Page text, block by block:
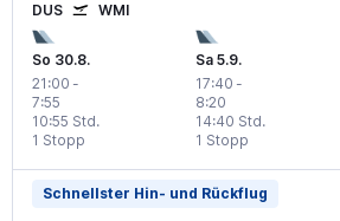
DUS WMI
So 30.8.
21:00 -
7:55
1 Stopp
10:55 Std.
Sa 5.9.
17:40 -
8:20
1 Stopp
14:40 Std.
Schnellster Hin- und Rückflug